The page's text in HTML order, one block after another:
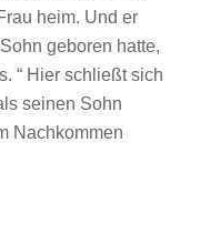
heim. Und er
geboren hatte,
“ Hier schließt sich
seinen Sohn
Nachkommen